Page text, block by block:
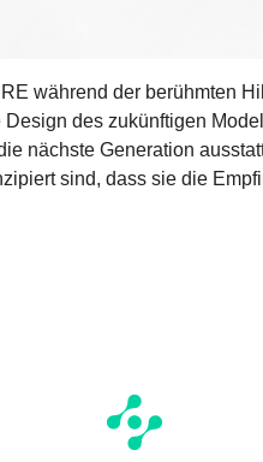
während der berühmten
des zukünftigen
nächste Generation
sind, dass sie die